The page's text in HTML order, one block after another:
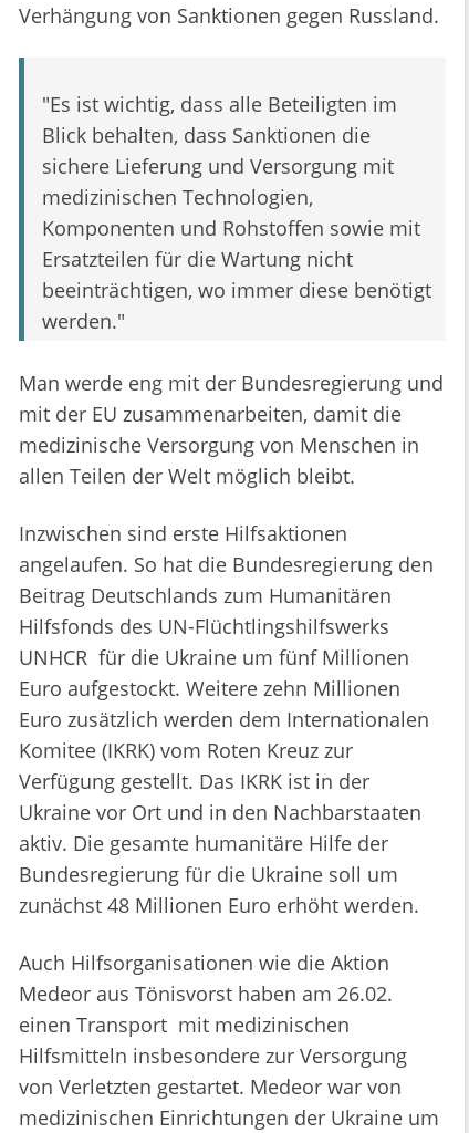
Verhängung von Sanktionen gegen Russland.
"Es ist wichtig, dass alle Beteiligten im
Blick behalten, dass Sanktionen die
sichere Lieferung und Versorgung mit
medizinischen Technologien,
Komponenten und Rohstoffen sowie mit
Ersatzteilen für die Wartung nicht
beeinträchtigen, wo immer diese benötigt
werden."
Man werde eng mit der Bundesregierung und
mit der EU zusammenarbeiten, damit die
medizinische Versorgung von Menschen in
allen Teilen der Welt möglich bleibt.
Inzwischen sind erste Hilfsaktionen
angelaufen. So hat die Bundesregierung den
Beitrag Deutschlands zum Humanitären
Hilfsfonds des UN-Flüchtlingshilfswerks
UNHCR für die Ukraine um fünf Millionen
Euro aufgestockt. Weitere zehn Millionen
Euro zusätzlich werden dem Internationalen
Komitee (IKRK) vom Roten Kreuz zur
Verfügung gestellt. Das IKRK ist in der
Ukraine vor Ort und in den Nachbarstaaten
aktiv. Die gesamte humanitäre Hilfe der
Bundesregierung für die Ukraine soll um
zunächst 48 Millionen Euro erhöht werden.
Auch Hilfsorganisationen wie die Aktion
Medeor aus Tönisvorst haben am 26.02.
einen Transport mit medizinischen
Hilfsmitteln insbesondere zur Versorgung
von Verletzten gestartet. Medeor war von
medizinischen Einrichtungen der Ukraine um